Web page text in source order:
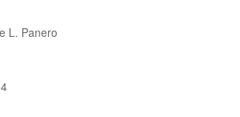
L. Panero